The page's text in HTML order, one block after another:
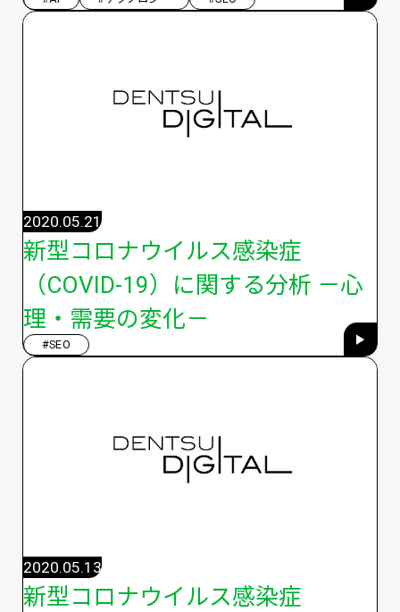
新型コロナウイルス感染症
（COVID-19）に関する分析 －心
理・需要の変化－
2020.05.21
#SEO
新型コロナウイルス感染症
2020.05.13